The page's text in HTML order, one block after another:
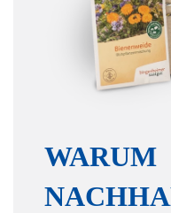
WARUM
Hier finden Sie
verwendeten
Essenziell
Funktionell